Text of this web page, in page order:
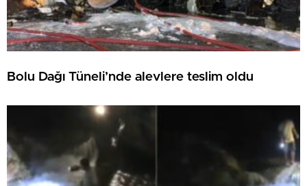
Bolu Dağı Tüneli’nde alevlere teslim oldu